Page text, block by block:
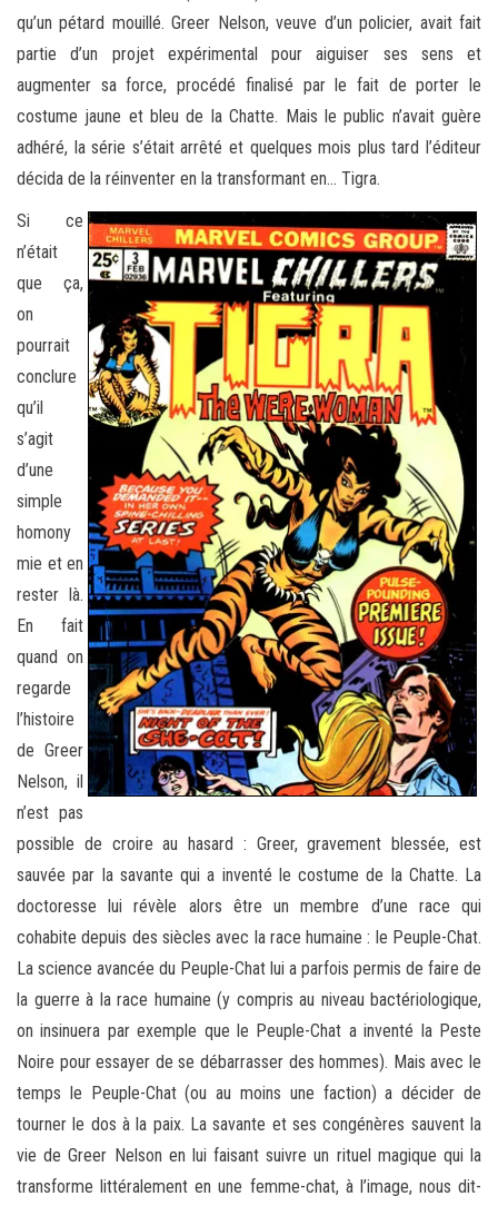
qu’un pétard mouillé. Greer Nelson, veuve d’un policier, avait fait
partie d’un projet expérimental pour aiguiser ses sens et
augmenter sa force, procédé finalisé par le fait de porter le
costume jaune et bleu de la Chatte. Mais le public n’avait guère
adhéré, la série s’était arrêté et quelques mois plus tard l’éditeur
décida de la réinventer en la transformant en… Tigra.
Si ce
n’était
que ça,
on
pourrait
conclure
qu’il
s’agit
d’une
simple
homony
mie et en
rester là.
En fait
quand on
regarde
l’histoire
de Greer
Nelson, il
n’est pas
possible de croire au hasard : Greer, gravement blessée, est
sauvée par la savante qui a inventé le costume de la Chatte. La
doctoresse lui révèle alors être un membre d’une race qui
cohabite depuis des siècles avec la race humaine : le Peuple-Chat.
La science avancée du Peuple-Chat lui a parfois permis de faire de
la guerre à la race humaine (y compris au niveau bactériologique,
on insinuera par exemple que le Peuple-Chat a inventé la Peste
Noire pour essayer de se débarrasser des hommes). Mais avec le
temps le Peuple-Chat (ou au moins une faction) a décider de
tourner le dos à la paix. La savante et ses congénères sauvent la
vie de Greer Nelson en lui faisant suivre un rituel magique qui la
transforme littéralement en une femme-chat, à l’image, nous dit-